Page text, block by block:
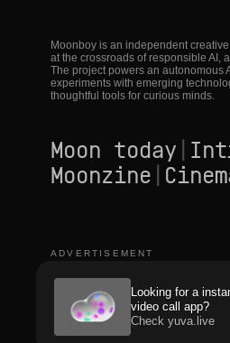
Moonboy is an independent
at the crossroads of responsible AI,
The project powers an autonomous
experiments with emerging
thoughtful tools for curious minds.
Moon today
Moonzine
ADVERTISEMENT
Looking for a
video call app?
Check yuva.live